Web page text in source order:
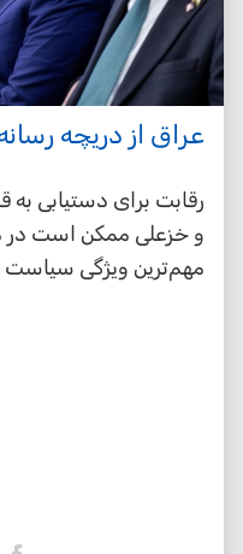
عراق از دریچه
رقابت برای دستیابی به
و خزعلی ممکن است در
مهم‌ترین ویژگی سیاست